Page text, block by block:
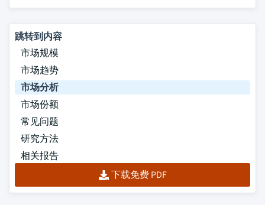
跳转到内容
市场规模
市场趋势
市场分析
市场份额
常见问题
研究方法
相关报告
下载免费 PDF